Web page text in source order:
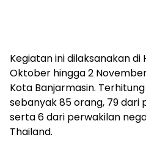
Kegiatan ini dilaksanakan di
Oktober hingga 2
Kota Banjarmasin.
sebanyak 85 orang, 79 dari
serta 6 dari perwakilan
Thailand.